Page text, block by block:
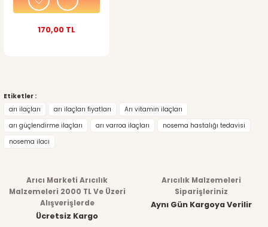
170,00 TL
Etiketler :
arı ilaçları
arı ilaçları fiyatları
Arı vitamin ilaçları
arı güçlendirme ilaçları
arı varroa ilaçları
nosema hastalığı tedavisi
nosema ilacı
Arıcı Marketi Arıcılık
Malzemeleri 2000 TL Ve Üzeri
Alışverişlerde
Ücretsiz Kargo
Arıcılık Malzemeleri
Siparişleriniz
Aynı Gün Kargoya Verilir